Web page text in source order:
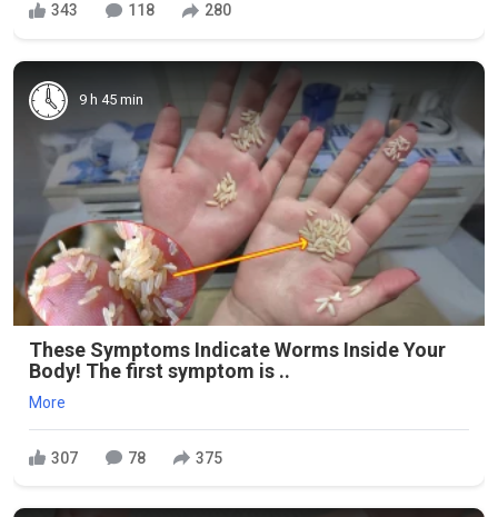
343 118 280
9 h 45 min
These Symptoms Indicate Worms Inside Your
Body! The first symptom is ..
More
307 78 375